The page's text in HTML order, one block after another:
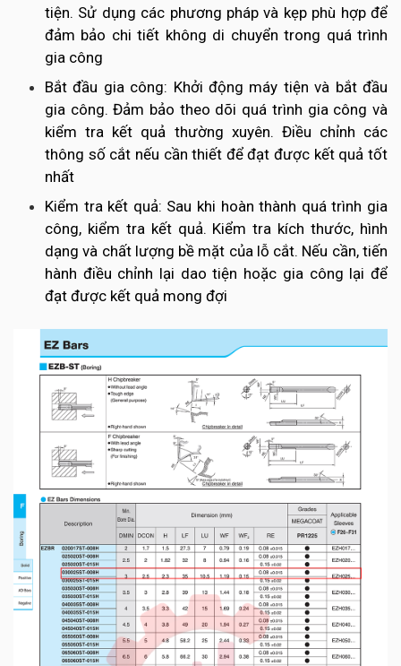
tiện. Sử dụng các phương pháp và kẹp phù hợp để
đảm bảo chi tiết không di chuyển trong quá trình
gia công
Bắt đầu gia công: Khởi động máy tiện và bắt đầu
gia công. Đảm bảo theo dõi quá trình gia công và
kiểm tra kết quả thường xuyên. Điều chỉnh các
thông số cắt nếu cần thiết để đạt được kết quả tốt
nhất
Kiểm tra kết quả: Sau khi hoàn thành quá trình gia
công, kiểm tra kết quả. Kiểm tra kích thước, hình
dạng và chất lượng bề mặt của lỗ cắt. Nếu cần, tiến
hành điều chỉnh lại dao tiện hoặc gia công lại để
đạt được kết quả mong đợi